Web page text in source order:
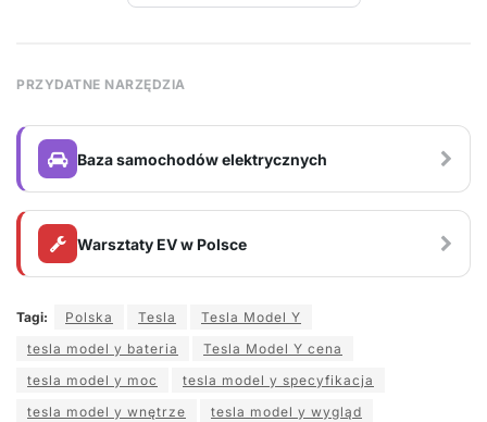
PRZYDATNE NARZĘDZIA
Baza samochodów elektrycznych
Warsztaty EV w Polsce
Tagi: Polska Tesla
Tesla Model Y
tesla model y bateria
Tesla Model Y cena
tesla model y moc
tesla model y specyfikacja
tesla model y wnętrze
tesla model y wygląd